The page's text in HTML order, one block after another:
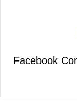
Facebook